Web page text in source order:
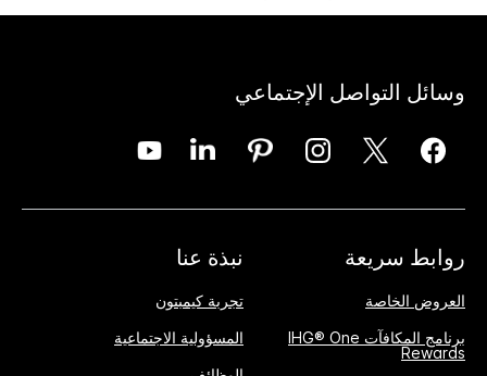
وسائل التواصل الإجتماعي
روابط سريعة
العروض الخاصة
برنامج المكافآت IHG® One
Rewards
نبذة عنا
تجربة كيمبتون
المسؤولية الاجتماعية